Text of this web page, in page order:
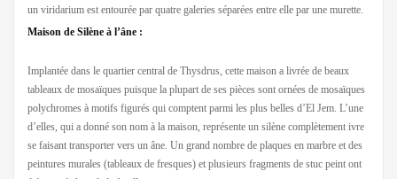
un viridarium est entourée par quatre galeries séparées entre elle par une murette.
Maison de Silène à l’âne :
Implantée dans le quartier central de Thysdrus, cette maison a livrée de beaux
tableaux de mosaïques puisque la plupart de ses pièces sont ornées de mosaïques
polychromes à motifs figurés qui comptent parmi les plus belles d’El Jem. L’une
d’elles, qui a donné son nom à la maison, représente un silène complètement ivre
se faisant transporter vers un âne. Un grand nombre de plaques en marbre et des
peintures murales (tableaux de fresques) et plusieurs fragments de stuc peint ont